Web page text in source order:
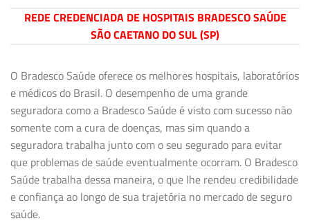
REDE CREDENCIADA DE HOSPITAIS BRADESCO SAÚDE
SÃO CAETANO DO SUL (SP)
O Bradesco Saúde oferece os melhores hospitais, laboratórios
e médicos do Brasil. O desempenho de uma grande
seguradora como a Bradesco Saúde é visto com sucesso não
somente com a cura de doenças, mas sim quando a
seguradora trabalha junto com o seu segurado para evitar
que problemas de saúde eventualmente ocorram. O Bradesco
Saúde trabalha dessa maneira, o que lhe rendeu credibilidade
e confiança ao longo de sua trajetória no mercado de seguro
saúde.